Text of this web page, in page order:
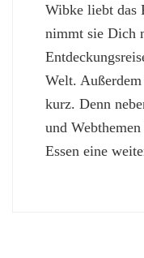
Wibke liebt das
nimmt sie Dich
Welt.
kurz. Denn
und
Essen eine